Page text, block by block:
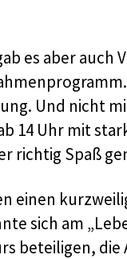
es aber auch
Und nicht
14 Uhr mit
richtig Spaß
einen
sich am
beteiligen, die